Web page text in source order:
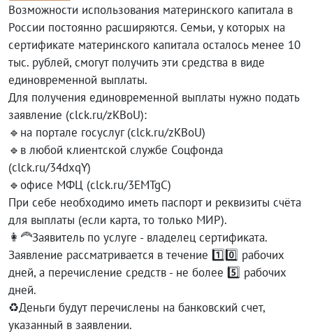
Возможности использования материнского капитала в
России постоянно расширяются. Семьи, у которых на
сертификате материнского капитала осталось менее 10
тыс. рублей, смогут получить эти средства в виде
единовременной выплаты.
Для получения единовременной выплаты нужно подать
заявление (clck.ru/zKBoU):
🔹на портале госуслуг (clck.ru/zKBoU)
🔹в любой клиентской службе Соцфонда
(clck.ru/34dxqY)
🔹офисе МФЦ (clck.ru/3EMTgC)
При себе необходимо иметь паспорт и реквизиты счёта
для выплаты (если карта, то только МИР).
👩‍🦰Заявитель по услуге - владелец сертификата.
Заявление рассматривается в течение 1️⃣0️⃣ рабочих
дней, а перечисление средств - не более 5️⃣ рабочих
дней.
♻️Деньги будут перечислены на банковский счет,
указанный в заявлении.